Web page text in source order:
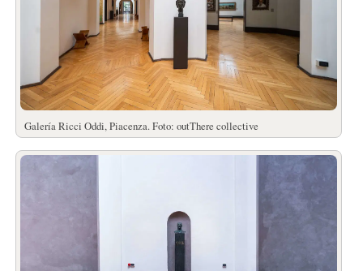
Galería Ricci Oddi, Piacenza. Foto: outThere collective